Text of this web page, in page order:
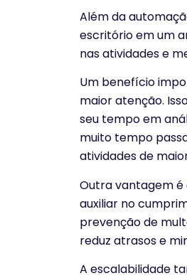
Além da
escritório em um
nas atividades e
Um benefício
maior atenção.
seu tempo em
muito tempo
atividades de
Outra vantagem é
auxiliar no
prevenção de
reduz atrasos e
A escalabilidade